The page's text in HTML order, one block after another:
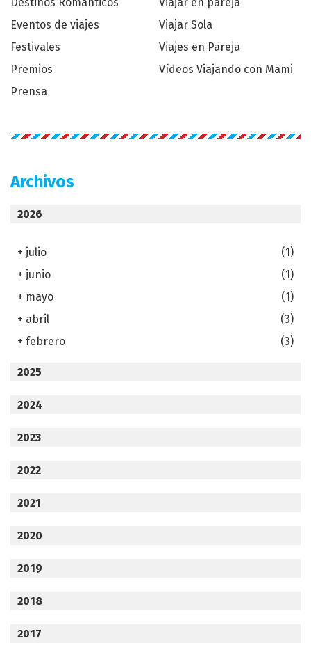
Eventos de viajes
Festivales
Premios
Prensa
Viajar Sola
Viajes en Pareja
Vídeos Viajando con Mami
Archivos
2026
+ julio
(1)
+ junio
(1)
+ mayo
(1)
+ abril
(3)
+ febrero (3)
2025
2024
2023
2022
2021
2020
2019
2018
2017